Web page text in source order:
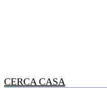
CERCA CASA